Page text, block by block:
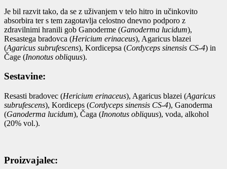
Je bil razvit tako, da se z uživanjem v telo hitro in učinkovito
absorbira ter s tem zagotavlja celostno dnevno podporo z
zdravilnimi hranili gob Ganoderme (Ganoderma lucidum),
Resastega bradovca (Hericium erinaceus), Agaricus blazei
(Agaricus subrufescens), Kordicepsa (Cordyceps sinensis CS-4) in
Čage (Inonotus obliquus).
Sestavine:
Resasti bradovec (Hericium erinaceus), Agaricus blazei (Agaricus
subrufescens), Kordiceps (Cordyceps sinensis CS-4), Ganoderma
(Ganoderma lucidum), Čaga (Inonotus obliquus), voda, alkohol
(20% vol.).
Proizvajalec: